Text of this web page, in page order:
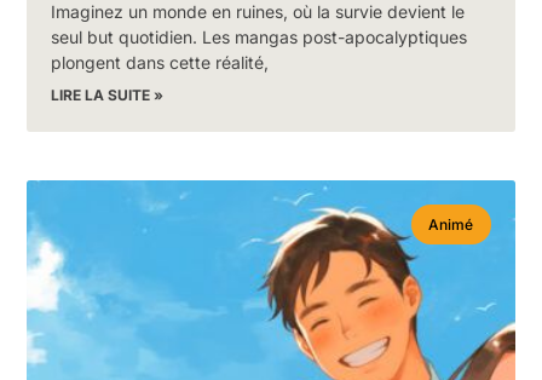
Imaginez un monde en ruines, où la survie devient le
seul but quotidien. Les mangas post-apocalyptiques
plongent dans cette réalité,
LIRE LA SUITE »
Animé